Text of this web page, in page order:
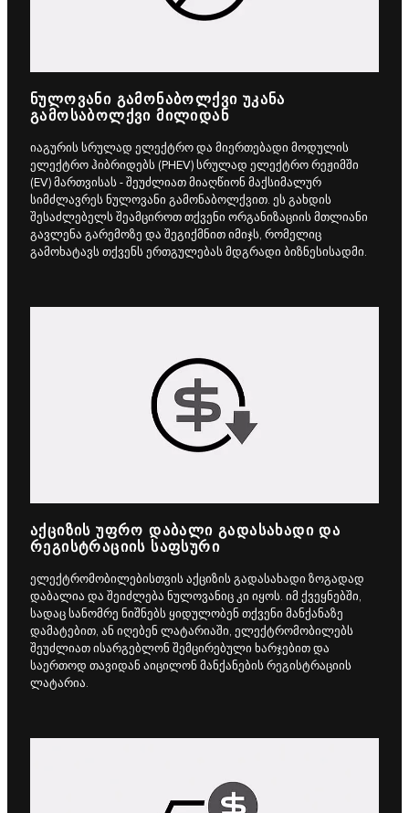
ᲜᲣᲚᲝᲕᲐᲜᲘ ᲒᲐᲛᲝᲜᲐᲑᲝᲚᲥᲕᲘ ᲣᲙᲐᲜᲐ
ᲒᲐᲛᲝᲡᲐᲑᲝᲚᲥᲕᲘ ᲛᲘᲚᲘᲓᲐᲜ
იაგურის სრულად ელექტრო და მიერთებადი მოდულის
ელექტრო ჰიბრიდებს (PHEV) სრულად ელექტრო რეჟიმში
(EV) მართვისას - შეუძლიათ მიაღწიონ მაქსიმალურ
სიმძლავრეს ნულოვანი გამონაბოლქვით. ეს გახდის
შესაძლებელს შეამციროთ თქვენი ორგანიზაციის მთლიანი
გავლენა გარემოზე და შეგიქმნით იმიჯს, რომელიც
გამოხატავს თქვენს ერთგულებას მდგრადი ბიზნესისადმი.
ᲐᲥᲪᲘᲖᲘᲡ ᲣᲤᲠᲝ ᲓᲐᲑᲐᲚᲘ ᲒᲐᲓᲐᲡᲐᲮᲐᲓᲘ ᲓᲐ
ᲠᲔᲒᲘᲡᲢᲠᲐᲪᲘᲘᲡ ᲡᲐᲤᲡᲣᲠᲘ
ელექტრომობილებისთვის აქციზის გადასახადი ზოგადად
დაბალია და შეიძლება ნულოვანიც კი იყოს. იმ ქვეყნებში,
სადაც სანომრე ნიშნებს ყიდულობენ თქვენი მანქანაზე
დამატებით, ან იღებენ ლატარიაში, ელექტრომობილებს
შეუძლიათ ისარგებლონ შემცირებული ხარჯებით და
საერთოდ თავიდან აიცილონ მანქანების რეგისტრაციის
ლატარია.